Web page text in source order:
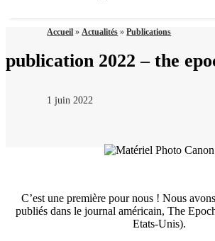
Accueil »Actualités »Publications
publication 2022 – the
1 juin 2022
C’est une première pour nous ! Nous
publiés dans le journal américain, The
Etats-Unis).